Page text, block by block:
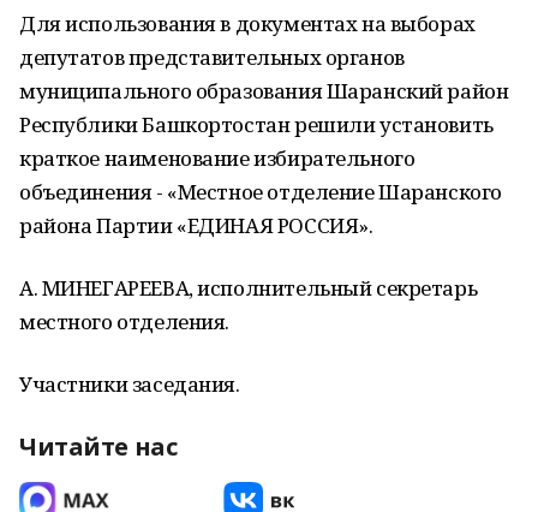
Для использования в документах на выборах
депутатов представительных органов
муниципального образования Шаранский район
Республики Башкортостан решили установить
краткое наименование избирательного
объединения - «Местное отделение Шаранского
района Партии «ЕДИНАЯ РОССИЯ».
А. МИНЕГАРЕЕВА, исполнительный секретарь
местного отделения.
Участники заседания.
Читайте нас